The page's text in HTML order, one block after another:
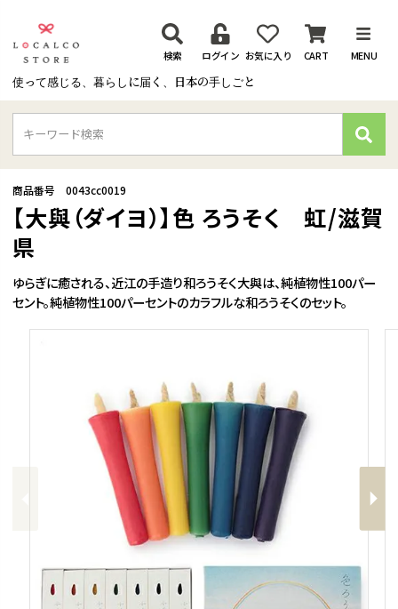
使って感じる、暮らしに届く、日本の手しごと
検索 ログイン お気に入り CART MENU
検
索
Previous
ゆらぎに癒される、近江の手造り和ろうそく大與は、純植物性100パー
セント。純植物性100パーセントのカラフルな和ろうそくのセット。
【大與（ダイヨ）】色 ろうそく 虹/滋賀
県
商品番号 0043cc0019